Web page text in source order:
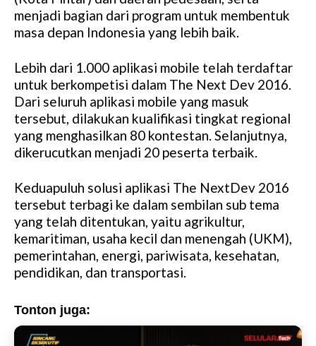
menjadi bagian dari program untuk membentuk
masa depan Indonesia yang lebih baik.
Lebih dari 1.000 aplikasi mobile telah terdaftar
untuk berkompetisi dalam The Next Dev 2016.
Dari seluruh aplikasi mobile yang masuk
tersebut, dilakukan kualifikasi tingkat regional
yang menghasilkan 80 kontestan. Selanjutnya,
dikerucutkan menjadi 20 peserta terbaik.
Keduapuluh solusi aplikasi The NextDev 2016
tersebut terbagi ke dalam sembilan sub tema
yang telah ditentukan, yaitu agrikultur,
kemaritiman, usaha kecil dan menengah (UKM),
pemerintahan, energi, pariwisata, kesehatan,
pendidikan, dan transportasi.
Tonton juga: